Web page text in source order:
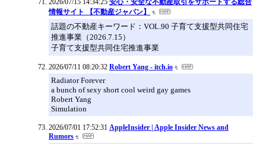
2026/07/15 14:34:25 安心・安全な不動産取引をサポートする総合
情報サイト 【不動産ジャパン】
話題の不動産キーワード：VOL.90 子育て支援型共同住宅
推進事業（2026.7.15）
子育て支援型共同住宅推進事業
2026/07/11 08:20:32 Robert Yang - itch.io
Radiator Forever
a bunch of sexy short cool weird gay games
Robert Yang
Simulation
2026/07/01 17:52:31 AppleInsider | Apple Insider News and
Rumors